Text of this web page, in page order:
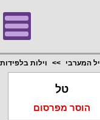
המערבי וילות בלפידות
טל
הוסר מפרסום